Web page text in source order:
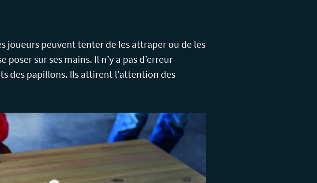
peuvent tenter de les attraper ou de les
sur ses mains. Il n’y a pas d’erreur
des papillons. Ils attirent l’attention des